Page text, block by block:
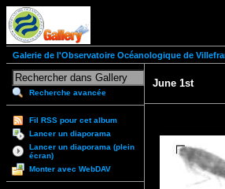
Galerie de l'Observatoire Océanologique de
Recherche avancée
Fil RSS pour cet album
Lancer un diaporama
Lancer un diaporama (plein
écran)
Monter avec WebDAV
June 1st